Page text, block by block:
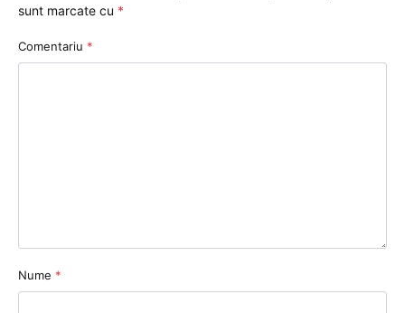
sunt marcate cu *
Comentariu *
Nume *